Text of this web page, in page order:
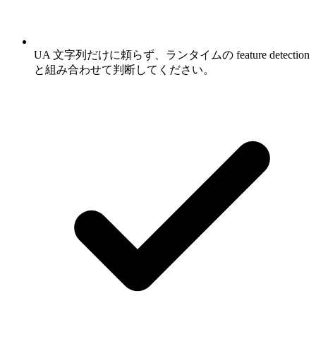
UA 文字列だけに頼らず、ランタイムの feature detection
と組み合わせて判断してください。